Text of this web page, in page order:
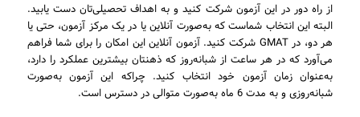
از راه دور در این آزمون شرکت کنید و به اهداف تحصیلی‌تان دست یابید.
البته این انتخاب شماست که به‌صورت آنلاین یا در یک مرکز آزمون، حتی یا
هر دو، در GMAT شرکت کنید. آزمون آنلاین این امکان را برای شما فراهم
می‌آورد که در هر ساعت از شبانه‌روز که ذهنتان بیشترین عملکرد را دارد،
به‌عنوان زمان آزمون خود انتخاب کنید. چراکه این آزمون به‌صورت
شبانه‌روزی و به مدت 6 ماه به‌صورت متوالی در دسترس است.